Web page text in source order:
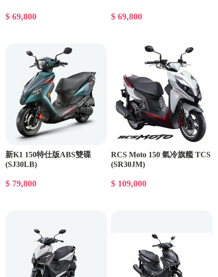
$ 69,800 $ 69,800
新K1 150特仕版ABS雙碟
(SJ30LB)
$ 79,800
RCS Moto 150 氣冷旗艦 TCS
(SR30JM)
$ 109,000